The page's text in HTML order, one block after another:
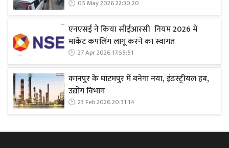
05 May 2026 22:30:20
एनएसई ने किया सीईआरसी नियम 2026 में
मार्केट कपलिंग लागू करने का स्वागत
27 Apr 2026 17:55:51
कानपुर के घाटमपुर में बनेगा नया, इंडस्ट्रीयल हब,
उद्योग विभाग
23 Feb 2026 20:31:14